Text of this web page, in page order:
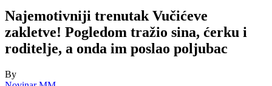
Najemotivniji trenutak Vučićeve
zakletve! Pogledom tražio sina, ćerku i
roditelje, a onda im poslao poljubac
By